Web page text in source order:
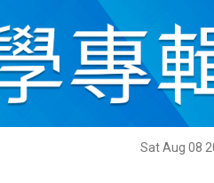
Sat Aug 08
科技 影片 名家榜